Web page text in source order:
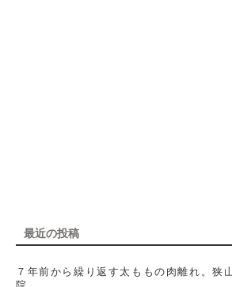
最近の投稿
７年前から繰り返す太ももの肉離れ。狭